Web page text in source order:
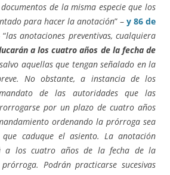
de la misma especie que los
para hacer la anotación” – y 86 de
las anotaciones preventivas, cualquiera
a los cuatro años de la fecha de
aquellas que tengan señalado en la
No obstante, a instancia de los
de las autoridades que las
por un plazo de cuatro años
ordenando la prórroga sea
caduque el asiento. La anotación
a los cuatro años de la fecha de la
Podrán practicarse sucesivas